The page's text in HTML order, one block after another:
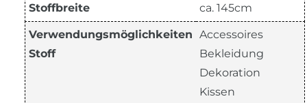
Stoffbreite ca. 145cm
Verwendungsmöglichkeiten
Stoff
Accessoires
Bekleidung
Dekoration
Kissen